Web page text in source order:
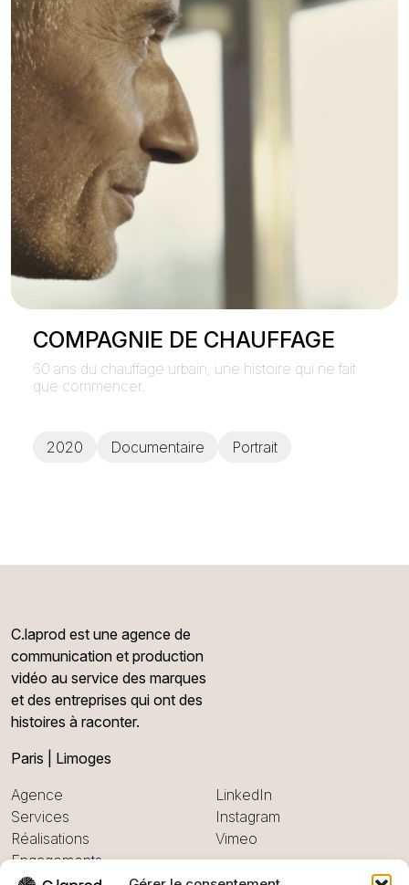
COMPAGNIE DE CHAUFFAGE
60 ans du chauffage urbain, une histoire qui ne fait
que commencer.
2020 Documentaire Portrait
C.laprod est une agence de
communication et production
vidéo au service des marques
et des entreprises qui ont des
histoires à raconter.
Paris | Limoges
Agence
Services
Réalisations
Engagements
LinkedIn
Instagram
Vimeo